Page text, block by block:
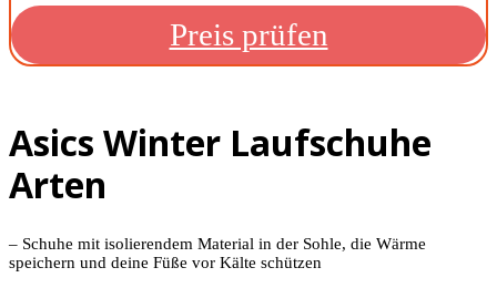
Preis prüfen
Asics Winter Laufschuhe
Arten
– Schuhe mit isolierendem Material in der Sohle, die Wärme
speichern und deine Füße vor Kälte schützen